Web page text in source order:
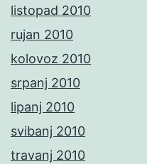
listopad 2010
rujan 2010
kolovoz 2010
srpanj 2010
lipanj 2010
svibanj 2010
travanj 2010